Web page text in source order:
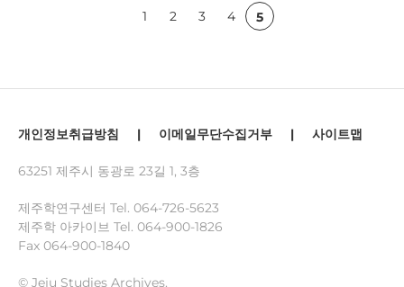
1 2 3 4 5
개인정보취급방침 | 이메일무단수집거부 | 사이트맵
63251 제주시 동광로 23길 1, 3층
제주학연구센터 Tel. 064-726-5623
제주학 아카이브 Tel. 064-900-1826
Fax 064-900-1840
© Jeju Studies Archives.